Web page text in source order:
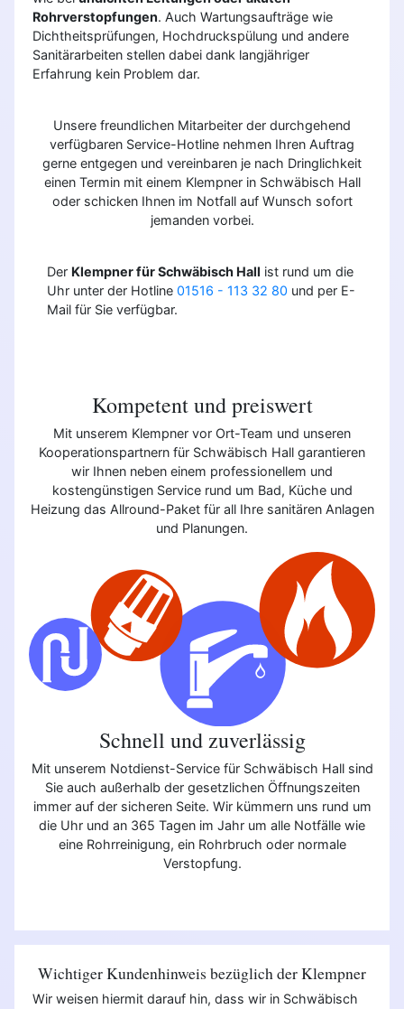
Rohrverstopfungen. Auch Wartungsaufträge wie
Dichtheitsprüfungen, Hochdruckspülung und andere
Sanitärarbeiten stellen dabei dank langjähriger
Erfahrung kein Problem dar.
Unsere freundlichen Mitarbeiter der durchgehend
verfügbaren Service-Hotline nehmen Ihren Auftrag
gerne entgegen und vereinbaren je nach Dringlichkeit
einen Termin mit einem Klempner in Schwäbisch Hall
oder schicken Ihnen im Notfall auf Wunsch sofort
jemanden vorbei.
Der Klempner für Schwäbisch Hall ist rund um die
Uhr unter der Hotline 01516 - 113 32 80 und per E-
Mail für Sie verfügbar.
Kompetent und preiswert
Mit unserem Klempner vor Ort-Team und unseren
Kooperationspartnern für Schwäbisch Hall garantieren
wir Ihnen neben einem professionellem und
kostengünstigen Service rund um Bad, Küche und
Heizung das Allround-Paket für all Ihre sanitären Anlagen
und Planungen.
Schnell und zuverlässig
Mit unserem Notdienst-Service für Schwäbisch Hall sind
Sie auch außerhalb der gesetzlichen Öffnungszeiten
immer auf der sicheren Seite. Wir kümmern uns rund um
die Uhr und an 365 Tagen im Jahr um alle Notfälle wie
eine Rohrreinigung, ein Rohrbruch oder normale
Verstopfung.
Wichtiger Kundenhinweis bezüglich der Klempner
Wir weisen hiermit darauf hin, dass wir in Schwäbisch